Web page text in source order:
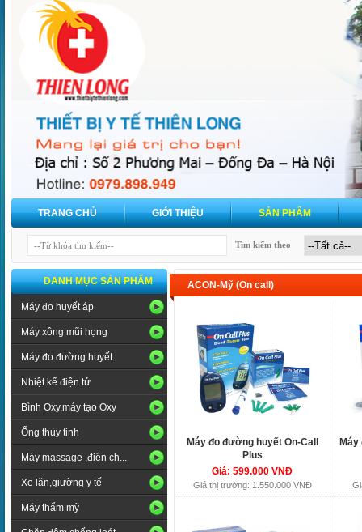
TRANG CHỦ GIỚI THIỆU SẢN PHẨM
Tìm kiếm theo
DANH MỤC SẢN PHẨM
Máy đo huyết áp
Máy xông mũi họng
Máy đo đường huyết
Nhiệt kế điện tử
Bình Oxy,máy tạo Oxy
Ống thủy tinh
Máy massage ,điện ch...
Xe lăn,giường y tế
Máy thẩm mỹ
ACON-Mỹ (On call)
Máy đo đường huyết On-Call
Plus
Giá: 599.000 VNĐ
Giá thị trường: 1.550.000 VNĐ